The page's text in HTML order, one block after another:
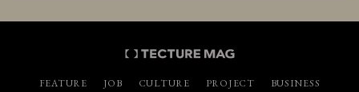
FEATURE JOB CULTURE PROJECT
BUSINESS